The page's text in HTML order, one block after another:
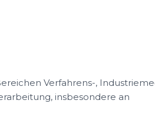
Verfahrens-,
insbesondere an